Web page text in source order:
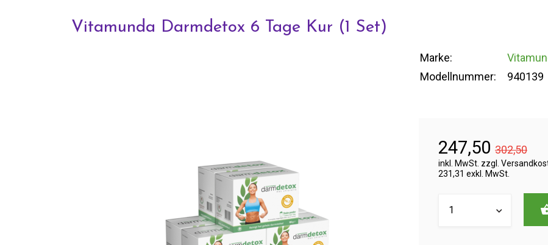
Vitamunda Darmdetox 6 Tage Kur (1 Set)
Marke:
Modellnummer:
940139
247,50 302,50
inkl. MwSt. zzgl.
231,31 exkl. MwSt.